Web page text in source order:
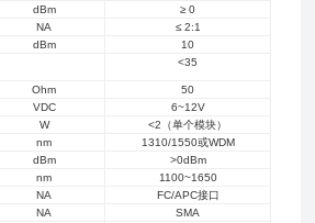
dBm
≥ 0
NA
≤ 2:1
dBm
10
<35
Ohm
50
VDC
6~12V
W <2
（单个模块）
nm 1310/1550或WDM
dBm
>0dBm
nm
1100~1650
NA FC/APC接口
NA
SMA